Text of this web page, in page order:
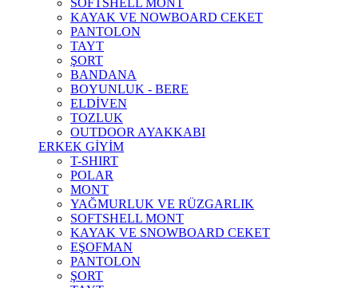
SOFTSHELL MONT
KAYAK VE NOWBOARD CEKET
PANTOLON
TAYT
ŞORT
BANDANA
BOYUNLUK - BERE
ELDİVEN
TOZLUK
OUTDOOR AYAKKABI
ERKEK GİYİM
T-SHIRT
POLAR
MONT
YAĞMURLUK VE RÜZGARLIK
SOFTSHELL MONT
KAYAK VE SNOWBOARD CEKET
EŞOFMAN
PANTOLON
ŞORT